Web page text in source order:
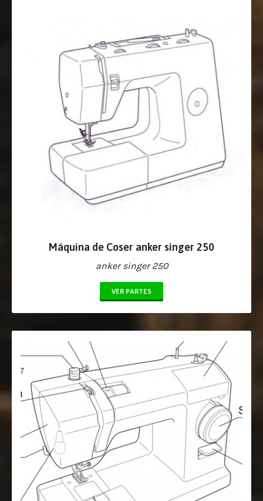
Máquina de Coser anker singer 250
anker singer 250
VER PARTES